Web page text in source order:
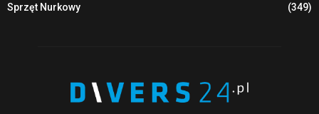
Sprzęt Nurkowy
(349)